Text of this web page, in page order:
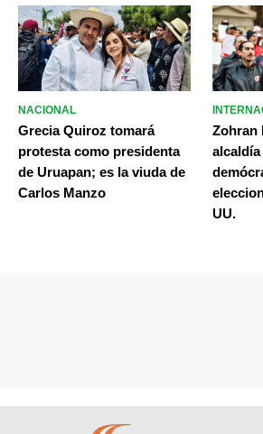
NACIONAL
Grecia Quiroz tomará
protesta como presidenta
de Uruapan; es la viuda de
Carlos Manzo
Zohran
alcaldía
UU.